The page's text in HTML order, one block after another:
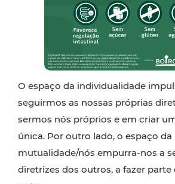
O espaço da individualidade
seguirmos as nossas próprias
sermos nós próprios e em criar
única. Por outro lado, o espaço da
mutualidade/nós empurra-nos a
diretrizes dos outros, a fazer